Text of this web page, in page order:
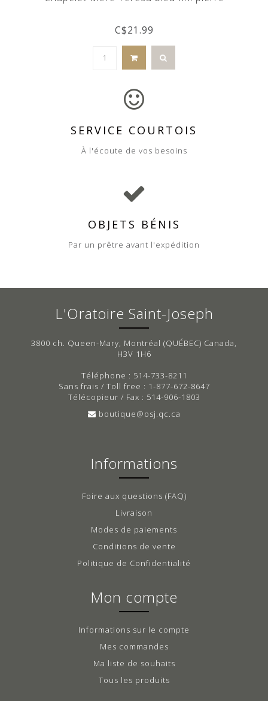
C$21.99
SERVICE COURTOIS
À l'écoute de vos besoins
OBJETS BÉNIS
Par un prêtre avant l'expédition
L'Oratoire Saint-Joseph
3800 ch. Queen-Mary, Montréal (QUÉBEC) Canada,
H3V 1H6
Téléphone : 514-733-8211
Sans frais / Toll free : 1-877-672-8647
Télécopieur / Fax : 514-906-1803
boutique@osj.qc.ca
Informations
Foire aux questions (FAQ)
Livraison
Modes de paiements
Conditions de vente
Politique de Confidentialité
Mon compte
Informations sur le compte
Mes commandes
Ma liste de souhaits
Tous les produits